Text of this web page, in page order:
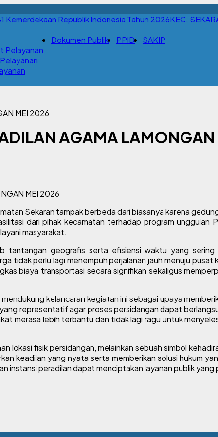
KEC.
Pelayanan
Dokumen Publik PPID SAKIP
MEI 2026
AGAMA
Sekaran tampak berbeda dari biasanya karena
dari pihak kecamatan terhadap program unggulan
masyarakat.
tantangan geografis serta efisiensi waktu yang
tidak perlu lagi menempuh perjalanan jauh menuju
biaya transportasi secara signifikan sekaligus
kelancaran kegiatan ini sebagai upaya
representatif agar proses persidangan dapat
merasa lebih terbantu dan tidak lagi ragu untuk
lokasi fisik persidangan, melainkan sebuah simbol
keadilan yang nyata serta memberikan solusi hukum
instansi peradilan dapat menciptakan layanan publik